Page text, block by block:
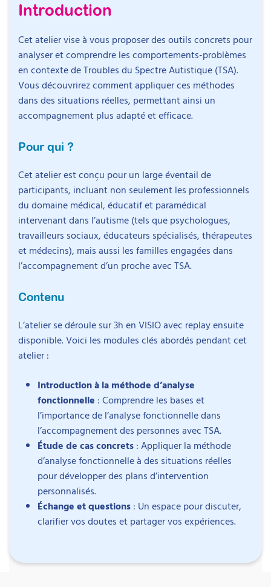
Introduction
Cet atelier vise à vous proposer des outils concrets pour
analyser et comprendre les comportements-problèmes
en contexte de Troubles du Spectre Autistique (TSA).
Vous découvrirez comment appliquer ces méthodes
dans des situations réelles, permettant ainsi un
accompagnement plus adapté et efficace.
Pour qui ?
Cet atelier est conçu pour un large éventail de
participants, incluant non seulement les professionnels
du domaine médical, éducatif et paramédical
intervenant dans l’autisme (tels que psychologues,
travailleurs sociaux, éducateurs spécialisés, thérapeutes
et médecins), mais aussi les familles engagées dans
l’accompagnement d’un proche avec TSA.
Contenu
L’atelier se déroule sur 3h en VISIO avec replay ensuite
disponible. Voici les modules clés abordés pendant cet
atelier :
Introduction à la méthode d’analyse
fonctionnelle : Comprendre les bases et
l’importance de l’analyse fonctionnelle dans
l’accompagnement des personnes avec TSA.
Étude de cas concrets : Appliquer la méthode
d’analyse fonctionnelle à des situations réelles
pour développer des plans d’intervention
personnalisés.
Échange et questions : Un espace pour discuter,
clarifier vos doutes et partager vos expériences.
Objectifs
Décrypter les comportements-problèmes avec
une méthode précise : Après cet atelier, vous
apprendrez une méthode d’analyse fonctionnelle
éprouvée pour identifier les raisons derrière les
comportements-problèmes chez les personnes
avec TSA. Vous pourrez ainsi agir plus efficacement
dans votre quotidien professionnel.
études de cas :Vous appliquerez les principes
Intervenant
Emilie Delépine
Psychologue clinicienne et superviseuse
Émilie Delépine a obtenu en 2012 un master 2 de
psychologie du développement humain et